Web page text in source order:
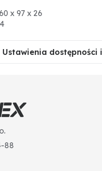
x 97 x 26
Ustawienia dostępności
88